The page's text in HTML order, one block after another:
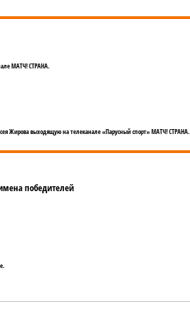
МАТЧ! СТРАНА.
Жирова выходящую на телеканале «Парусный спорт» МАТЧ! СТРАНА.
победителей